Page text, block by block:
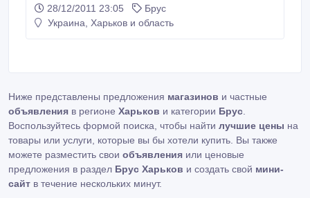
(Состояние отличное). Материалы
эксплуатировались 1 год под накрытием. Звоните —
28/12/2011 23:05
Брус
Украина, Харьков и область
Ниже представлены предложения магазинов и частные
объявления в регионе Харьков и категории Брус.
Воспользуйтесь формой поиска, чтобы найти лучшие цены на
товары или услуги, которые вы бы хотели купить. Вы также
можете разместить свои объявления или ценовые
предложения в раздел Брус Харьков и создать свой мини-
сайт в течение нескольких минут.